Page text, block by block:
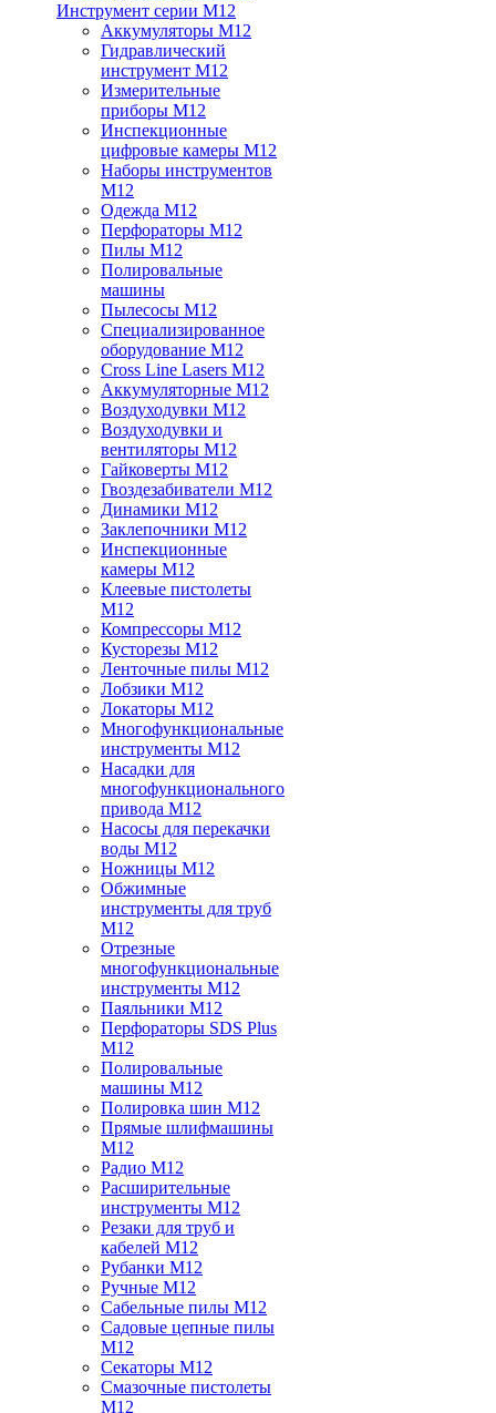
Инструмент серии M12
Аккумуляторы M12
Гидравлический
инструмент M12
Измерительные
приборы M12
Инспекционные
цифровые камеры M12
Наборы инструментов
M12
Одежда M12
Перфораторы M12
Пилы M12
Полировальные
машины
Пылесосы M12
Специализированное
оборудование M12
Cross Line Lasers M12
Аккумуляторные M12
Воздуходувки M12
Воздуходувки и
вентиляторы M12
Гайковерты M12
Гвоздезабиватели M12
Динамики M12
Заклепочники M12
Инспекционные
камеры M12
Клеевые пистолеты
M12
Компрессоры M12
Кусторезы M12
Ленточные пилы M12
Лобзики M12
Локаторы M12
Многофункциональные
инструменты M12
Насадки для
многофункционального
привода M12
Насосы для перекачки
воды M12
Ножницы M12
Обжимные
инструменты для труб
M12
Отрезные
многофункциональные
инструменты M12
Паяльники M12
Перфораторы SDS Plus
M12
Полировальные
машины M12
Полировка шин M12
Прямые шлифмашины
M12
Радио M12
Расширительные
инструменты M12
Резаки для труб и
кабелей M12
Рубанки M12
Ручные M12
Сабельные пилы M12
Садовые цепные пилы
M12
Секаторы M12
Смазочные пистолеты
M12